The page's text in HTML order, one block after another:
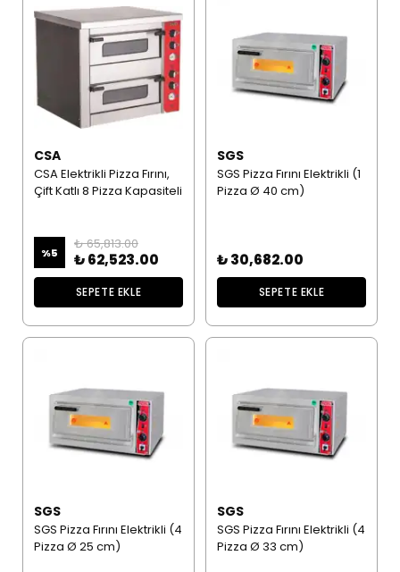
CSA
CSA Elektrikli Pizza Fırını,
Çift Katlı 8 Pizza Kapasiteli
%5
₺ 65,813.00
₺ 62,523.00
SEPETE EKLE
SGS
SGS Pizza Fırını Elektrikli (1
Pizza Ø 40 cm)
₺ 30,682.00
SEPETE EKLE
SGS
SGS Pizza Fırını Elektrikli (4
Pizza Ø 25 cm)
SGS
SGS Pizza Fırını Elektrikli (4
Pizza Ø 33 cm)